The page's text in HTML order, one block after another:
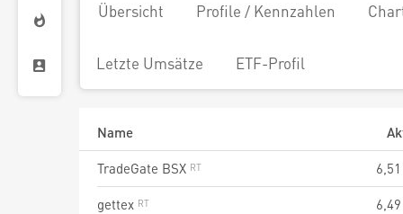
Übersicht Profile / Kennzahlen
Letzte Umsätze ETF-Profil
Name
TradeGate BSX
6,51
gettex
6,49